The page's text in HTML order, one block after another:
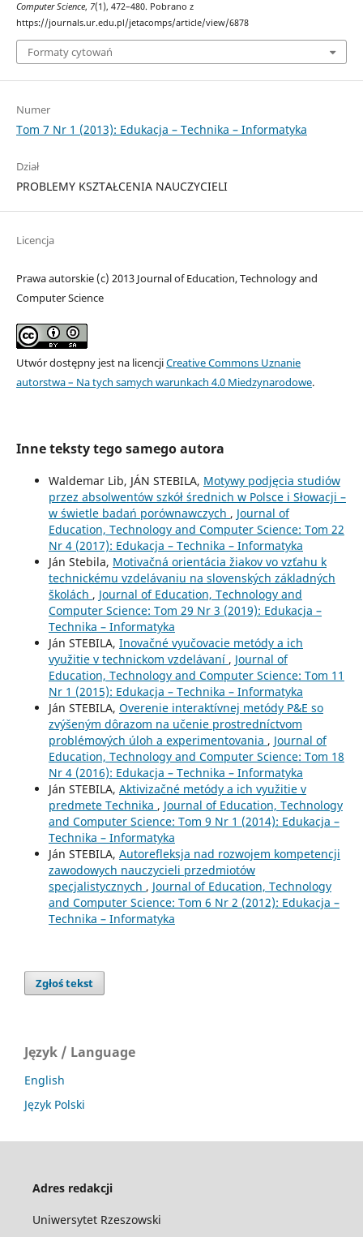
Computer Science, 7(1), 472–480. Pobrano z
https://journals.ur.edu.pl/jetacomps/article/view/6878
Formaty cytowań
Numer
Tom 7 Nr 1 (2013): Edukacja – Technika – Informatyka
Dział
PROBLEMY KSZTAŁCENIA NAUCZYCIELI
Licencja
Prawa autorskie (c) 2013 Journal of Education, Technology and
Computer Science
Utwór dostępny jest na licencjiCreative Commons Uznanie
autorstwa – Na tych samych warunkach 4.0 Miedzynarodowe.
Inne teksty tego samego autora
Waldemar Lib, JÁN STEBILA, Motywy podjęcia studiów
przez absolwentów szkół średnich w Polsce i Słowacji –
w świetle badań porównawczych , Journal of
Education, Technology and Computer Science: Tom 22
Nr 4 (2017): Edukacja – Technika – Informatyka
Ján Stebila, Motivačná orientácia žiakov vo vzťahu k
technickému vzdelávaniu na slovenských základných
školách , Journal of Education, Technology and
Computer Science: Tom 29 Nr 3 (2019): Edukacja –
Technika – Informatyka
Ján STEBILA, Inovačné vyučovacie metódy a ich
využitie v technickom vzdelávaní , Journal of
Education, Technology and Computer Science: Tom 11
Nr 1 (2015): Edukacja – Technika – Informatyka
Ján STEBILA, Overenie interaktívnej metódy P&E so
zvýšeným dôrazom na učenie prostredníctvom
problémových úloh a experimentovania , Journal of
Education, Technology and Computer Science: Tom 18
Nr 4 (2016): Edukacja – Technika – Informatyka
Ján STEBILA, Aktivizačné metódy a ich využitie v
predmete Technika , Journal of Education, Technology
and Computer Science: Tom 9 Nr 1 (2014): Edukacja –
Technika – Informatyka
Ján STEBILA, Autorefleksja nad rozwojem kompetencji
zawodowych nauczycieli przedmiotów
specjalistycznych , Journal of Education, Technology
and Computer Science: Tom 6 Nr 2 (2012): Edukacja –
Technika – Informatyka
Zgłoś tekst
Język / Language
English
Język Polski
Adres redakcji
Uniwersytet Rzeszowski